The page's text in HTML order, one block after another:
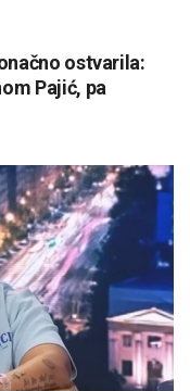
ostvarila:
Pajić, pa